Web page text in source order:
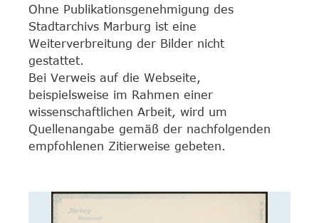
Ohne Publikationsgenehmigung des
Stadtarchivs Marburg ist eine
Weiterverbreitung der Bilder nicht
gestattet.
Bei Verweis auf die Webseite,
beispielsweise im Rahmen einer
wissenschaftlichen Arbeit, wird um
Quellenangabe gemäß der nachfolgenden
empfohlenen Zitierweise gebeten.